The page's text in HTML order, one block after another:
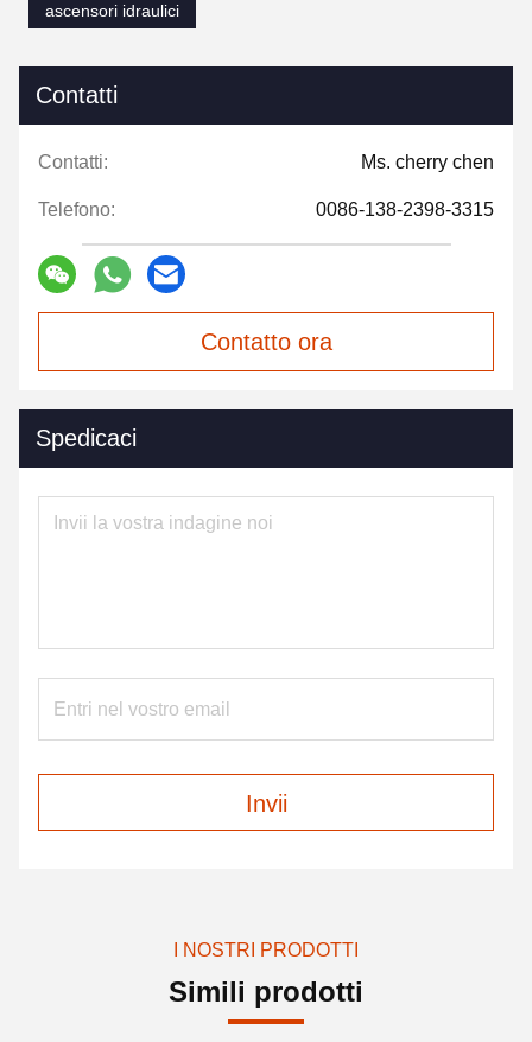
ascensori idraulici
Contatti
Contatti: Ms. cherry chen
Telefono: 0086-138-2398-3315
Contatto ora
Spedicaci
Invii
I NOSTRI PRODOTTI
Simili prodotti